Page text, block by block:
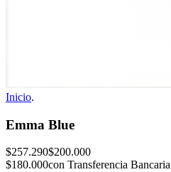
Inicio.
Emma Blue
$257.290$200.000
$180.000con Transferencia Bancaria